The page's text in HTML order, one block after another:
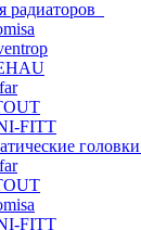
радиаторов
FITT
головки
FITT